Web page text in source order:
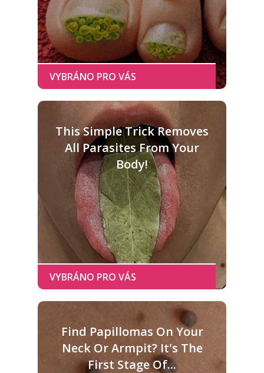
This Simple Trick Removes
All Parasites From Your
Body!
Find Papillomas On Your
Neck Or Armpit? It's The
First Stage Of...